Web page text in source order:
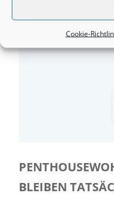
Cookie-
BLEIBEN